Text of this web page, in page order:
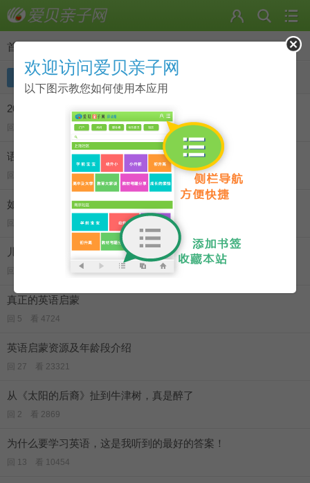
首页
主题 回复
2016年徐汇四大民办小学面试题参考
回 1 看 3959
语言环境是人！而且只需一个人！1K多个小时！
回 15 看 10278
如何避免被别人的亲子英语经验带进坑里
回 18 看 8099
儿童英语启蒙，正确的道路只有一条
回 13 看 9333
真正的英语启蒙
回 5 看 4724
英语启蒙资源及年龄段介绍
回 27 看 23321
从《太阳的后裔》扯到牛津树，真是醉了
回 2 看 2869
为什么要学习英语，这是我听到的最好的答案！
回 13 看 10454
欢迎访问爱贝亲子网
以下图示教您如何使用本应用